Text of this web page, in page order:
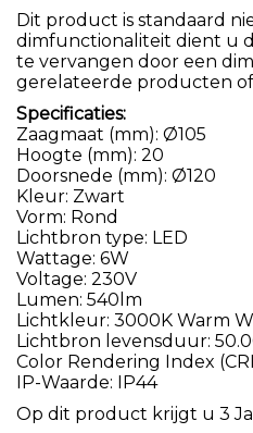
Dit product is standaard
dimfunctionaliteit dient u
te vervangen door een
gerelateerde producten
Specificaties:
Zaagmaat (mm): Ø105
Hoogte (mm): 20
Doorsnede (mm): Ø120
Kleur: Zwart
Vorm: Rond
Lichtbron type: LED
Wattage: 6W
Voltage: 230V
Lumen: 540lm
Lichtkleur: 3000K Warm
Lichtbron levensduur:
Color Rendering Index
IP-Waarde: IP44
Op dit product krijgt u 3